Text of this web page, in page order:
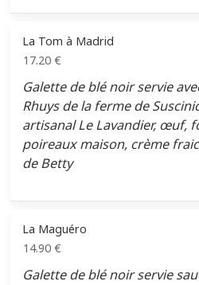
La Tom à Madrid
17.20 €
Galette de blé noir servie
Rhuys de la ferme de
artisanal Le Lavandier, œuf,
poireaux maison, crème
de Betty
La Maguéro
14.90 €
Galette de blé noir servie